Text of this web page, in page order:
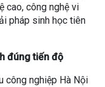
cao, công nghệ vi
pháp sinh học tiên
đúng tiến độ
công nghiệp Hà Nội